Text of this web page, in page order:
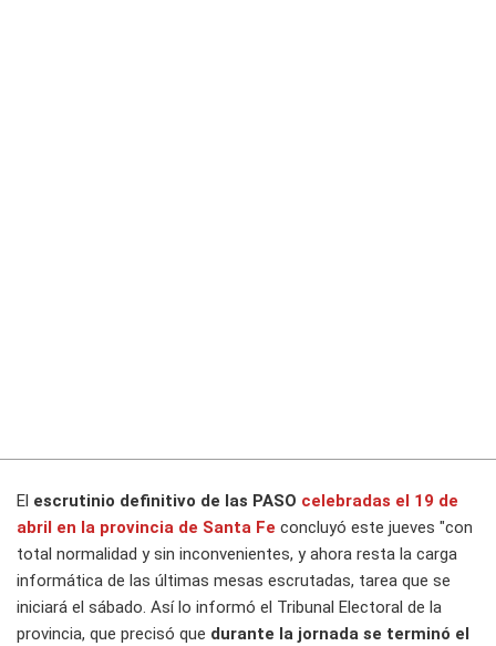
El escrutinio definitivo de las PASO celebradas el 19 de
abril en la provincia de Santa Fe concluyó este jueves "con
total normalidad y sin inconvenientes, y ahora resta la carga
informática de las últimas mesas escrutadas, tarea que se
iniciará el sábado. Así lo informó el Tribunal Electoral de la
provincia, que precisó que durante la jornada se terminó el